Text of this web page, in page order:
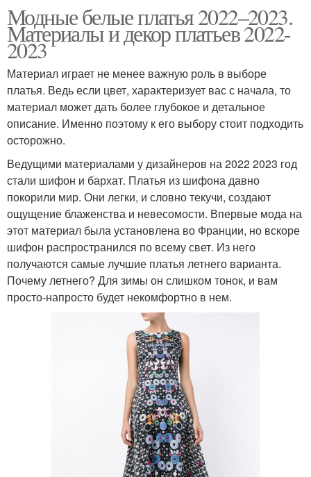
Модные белые платья 2022–2023.
Материалы и декор платьев 2022-
2023
Материал играет не менее важную роль в выборе
платья. Ведь если цвет, характеризует вас с начала, то
материал может дать более глубокое и детальное
описание. Именно поэтому к его выбору стоит подходить
осторожно.
Ведущими материалами у дизайнеров на 2022 2023 год
стали шифон и бархат. Платья из шифона давно
покорили мир. Они легки, и словно текучи, создают
ощущение блаженства и невесомости. Впервые мода на
этот материал была установлена во Франции, но вскоре
шифон распространился по всему свет. Из него
получаются самые лучшие платья летнего варианта.
Почему летнего? Для зимы он слишком тонок, и вам
просто-напросто будет некомфортно в нем.